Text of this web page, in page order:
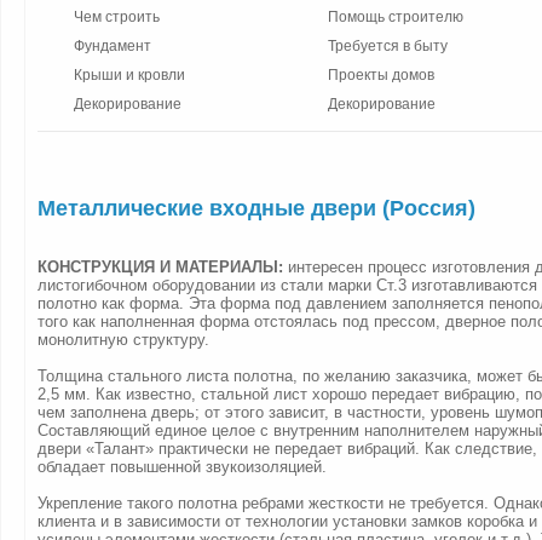
Чем строить
Фундамент
Крыши и кровли
Декорирование
Помощь строителю
Требуется в быту
Проекты домов
Декорирование
Металлические входные двери (Россия)
КОНСТРУКЦИЯ И МАТЕРИАЛЫ: интересен процесс изготовления
листогибочном оборудовании из стали марки Ст.3
полотно как форма. Эта форма под давлением заполняется
того как наполненная форма отстоялась под прессом, дверное
монолитную структуру.
Толщина стального листа полотна, по желанию заказчика, может
2,5 мм. Как известно, стальной лист хорошо передает вибрацию,
чем заполнена дверь; от этого зависит, в частности, уровень
Составляющий единое целое с внутренним наполнителем
двери «Талант» практически не передает вибраций. Как
обладает повышенной звукоизоляцией.
Укрепление такого полотна ребрами жесткости не требуется.
клиента и в зависимости от технологии установки замков коробка